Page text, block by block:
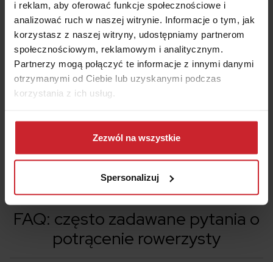
i reklam, aby oferować funkcje społecznościowe i
analizować ruch w naszej witrynie. Informacje o tym, jak
korzystasz z naszej witryny, udostępniamy partnerom
społecznościowym, reklamowym i analitycznym.
Partnerzy mogą połączyć te informacje z innymi danymi
otrzymanymi od Ciebie lub uzyskanymi podczas
korzystania z ich usług.
Dowiedz się więcej na temat tego, kim jesteśmy, jak
można się z nami skontaktować i w jaki sposób
przetwarzamy dane osobowe w ramachPolityki
Zezwól na wszystkie
Spersonalizuj
>>Ubezpieczenie roweru. Czy ma sens? Jak można
ubezpieczyć rower?
>>Wypadek elektryczną hulajnogą? Przez luki w
prawie możesz zapłacić miliony!
Kalkulator OC/AC
FAQ: często zadawane pytania o
potrącenie rowerzysty